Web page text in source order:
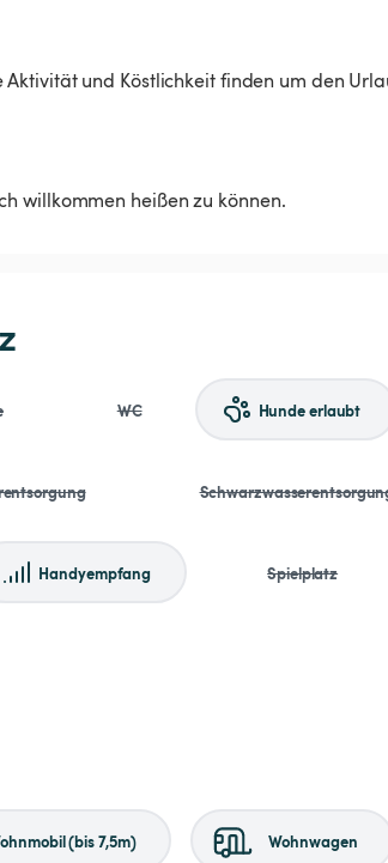
und Köstlichkeit finden um den
willkommen heißen zu können.
WC Hunde erlaubt
Handyempfang Spielplatz
(bis 7,5m) Wohnwagen